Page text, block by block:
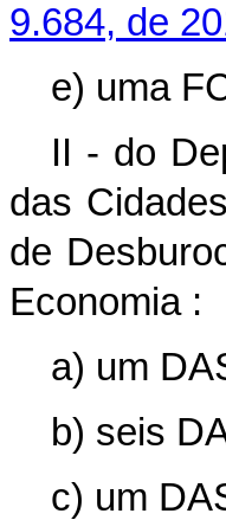
9.684, de
e) uma
II - do
das
de
Economia :
a) um
b) seis
c) um